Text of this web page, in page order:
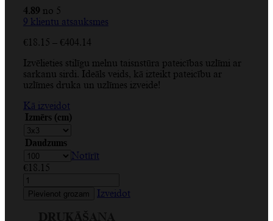
4.89 no 5
9 klientu atsauksmes
€18.15 – €404.14
€18.15
through
€404.14
Izvēlieties stilīgu melnu taisnstūra pateicības uzlīmi ar
sarkanu sirdi. Ideāls veids, kā izteikt pateicību ar
uzlīmes druka un uzlīmes izveide!
Kā izveidot
Izmērs (cm)
Daudzums
Notīrīt
€18.15
Eleganta
melna
taisnstūra
Pievienot grozam Izveidot